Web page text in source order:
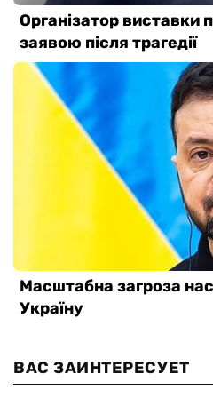
ВАС ЗАИНТЕРЕСУЕТ